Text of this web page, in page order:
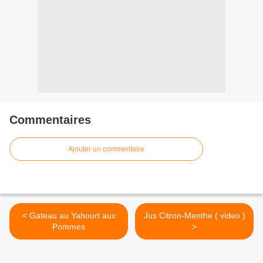
Commentaires
Ajouter un commentaire
< Gateau au Yahourt aux
Pommes
Jus Citron-Menthe ( video )
>